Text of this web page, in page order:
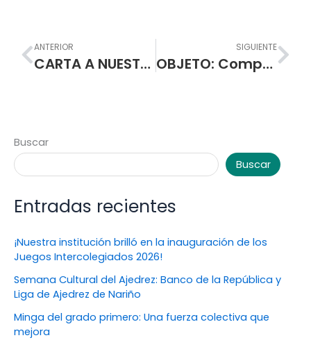
Prev
ANTERIOR
CARTA A NUESTROS ESTUDIANTES
SIGUIENTE
OBJETO: Compraventa de elementos tecnológicos y discos solidos externos para la actualización de equipos de cómputo, de la I.E.M. Escuela Normal Superior de Pasto
Buscar
Buscar
Entradas recientes
¡Nuestra institución brilló en la inauguración de los
Juegos Intercolegiados 2026!
Semana Cultural del Ajedrez: Banco de la República y
Liga de Ajedrez de Nariño
Minga del grado primero: Una fuerza colectiva que
mejora